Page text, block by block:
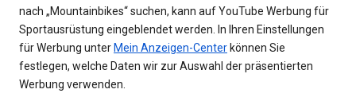
nach „Mountainbikes“ suchen, kann auf YouTube Werbung für
Sportausrüstung eingeblendet werden. In Ihren Einstellungen
für Werbung unterMein Anzeigen-Centerkönnen Sie
festlegen, welche Daten wir zur Auswahl der präsentierten
Werbung verwenden.